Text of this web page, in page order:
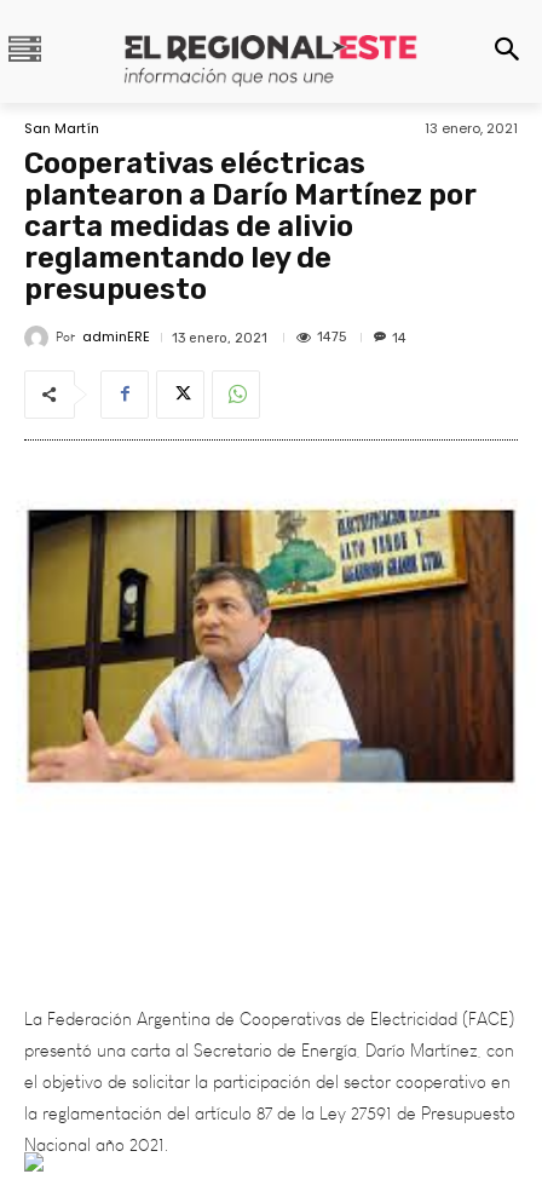
San Martín 13 enero, 2021
Cooperativas eléctricas
plantearon a Darío Martínez por
carta medidas de alivio
reglamentando ley de
presupuesto
Por adminERE 13 enero, 2021 1475 14
presentó una carta al Secretario de Energía, Darío Martínez, con
el objetivo de solicitar la participación del sector cooperativo en
la reglamentación del artículo 87 de la Ley 27591 de Presupuesto
Nacional año 2021.